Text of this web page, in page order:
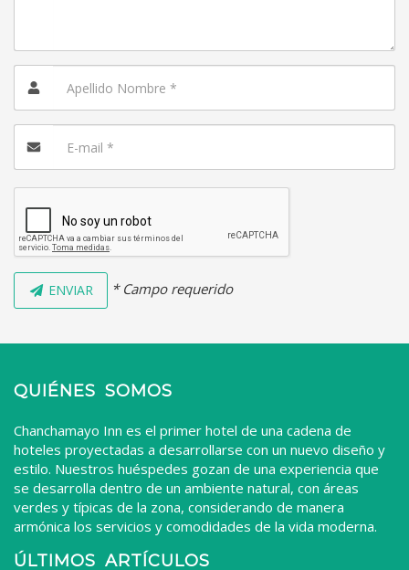
ENVIAR * Campo requerido
QUIÉNES SOMOS
Chanchamayo Inn es el primer hotel de una cadena de
hoteles proyectadas a desarrollarse con un nuevo diseño y
estilo. Nuestros huéspedes gozan de una experiencia que
se desarrolla dentro de un ambiente natural, con áreas
verdes y típicas de la zona, considerando de manera
armónica los servicios y comodidades de la vida moderna.
ÚLTIMOS ARTÍCULOS